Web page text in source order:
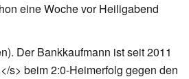
eine Woche vor Heiligabend
Der Bankkaufmann ist seit 2011
s> beim 2:0-Heimerfolg gegen den